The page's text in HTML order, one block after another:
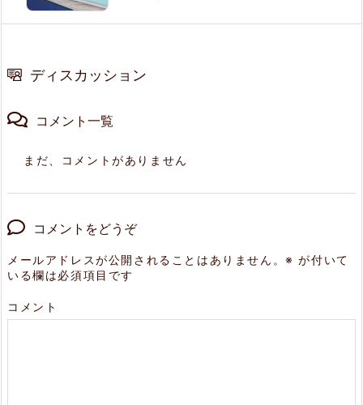
ディスカッション
コメント一覧
まだ、コメントがありません
コメントをどうぞ
メールアドレスが公開されることはありません。※ が付いて
いる欄は必須項目です
コメント